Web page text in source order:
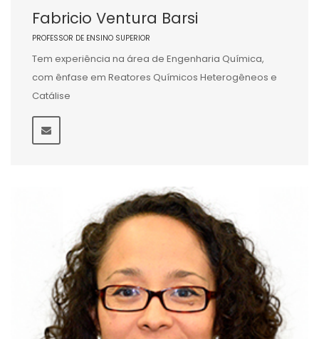
Fabricio Ventura Barsi
PROFESSOR DE ENSINO SUPERIOR
Tem experiência na área de Engenharia Química,
com ênfase em Reatores Químicos Heterogêneos e
Catálise